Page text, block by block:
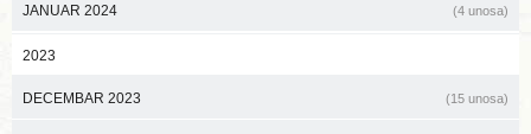
JANUAR 2024 (4 unosa)
2023
DECEMBAR 2023 (15 unosa)